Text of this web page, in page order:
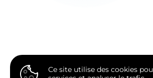
Ce site utilise des cookies